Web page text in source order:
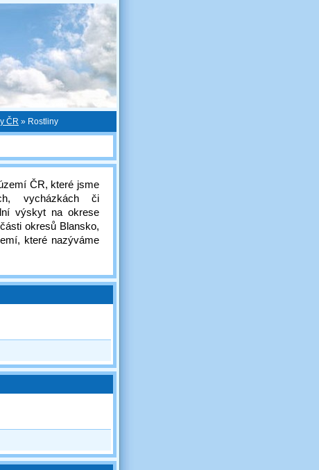
ČR » Rostliny
ČR, které jsme
vycházkách či
výskyt na okrese
okresů Blansko,
které nazýváme